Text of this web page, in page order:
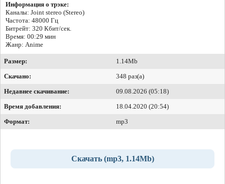
Информация о трэке:
Каналы: Joint stereo (Stereo)
Частота: 48000 Гц
Битрейт: 320 Кбит/сек.
Время: 00:29 мин
Жанр: Anime
Размер:
1.14Mb
Скачано:
348 раз(а)
Недавнее скачивание:
09.08.2026 (05:18)
Время добавления:
18.04.2020 (20:54)
Формат:
mp3
Скачать (mp3, 1.14Mb)